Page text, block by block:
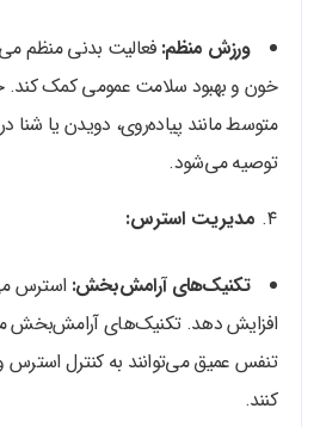
ورزش منظم: فعالیت بدنی منظم
متوسط مانند پیاده‌روی، دویدن یا شنا
توصیه می‌شود.
۴. مدیریت استرس:
تکنیک‌های آرامش‌بخش: استرس
افزایش دهد. تکنیک‌های آرامش‌بخش
تنفس عمیق می‌توانند به کنترل
کنند.